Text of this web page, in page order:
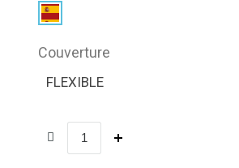
Couverture
FLEXIBLE